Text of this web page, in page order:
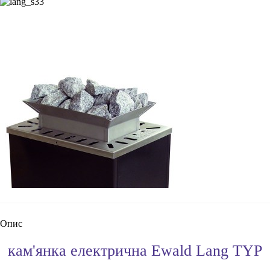
Опис
кам'янка електрична Ewald Lang TYP